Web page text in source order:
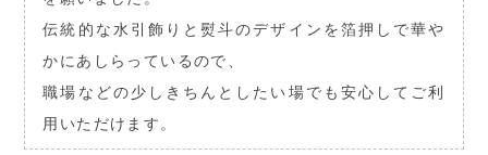
伝統的な水引飾りと熨斗のデザインを箔押しで華や
かにあしらっているので、
職場などの少しきちんとしたい場でも安心してご利
用いただけます。